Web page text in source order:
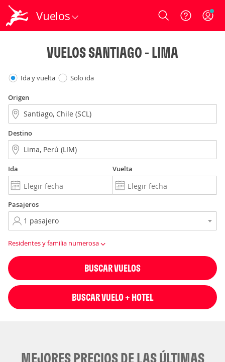
Vuelos Login
VUELOS SANTIAGO - LIMA
Ida y vuelta Solo ida
Origen
Destino
Ida Vuelta
Pasajeros
Residentes y familia numerosa
BUSCAR VUELOS
BUSCAR VUELO + HOTEL
MEJORES PRECIOS DE LAS ÚLTIMAS